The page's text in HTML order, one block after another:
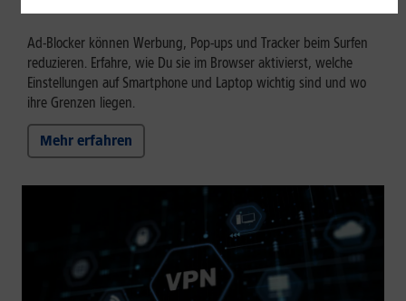
Ad-Blocker können Werbung, Pop-ups und Tracker beim Surfen
reduzieren. Erfahre, wie Du sie im Browser aktivierst, welche
Einstellungen auf Smartphone und Laptop wichtig sind und wo
ihre Grenzen liegen.
Mehr erfahren